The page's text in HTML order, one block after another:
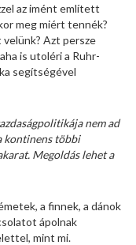
az imént említett
meg miért tennék?
Azt persze
is utoléri a Ruhr-
segítségével
nem ad
kontinens többi
Megoldás lehet a
a finnek, a dánok
ápolnak
mint mi.